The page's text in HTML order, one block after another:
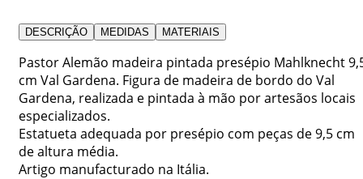
DESCRIÇÃO MEDIDAS MATERIAIS
Pastor Alemão madeira pintada presépio Mahlknecht
cm Val Gardena. Figura de madeira de bordo do Val
Gardena, realizada e pintada à mão por artesãos locais
especializados.
Estatueta adequada por presépio com peças de 9,5 cm
de altura média.
Artigo manufacturado na Itália.